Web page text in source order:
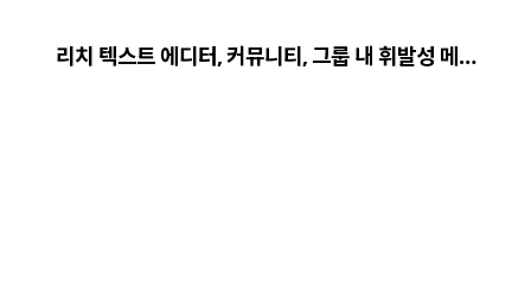
리치 텍스트 에디터, 커뮤니티, 그룹 내 휘발성 메…